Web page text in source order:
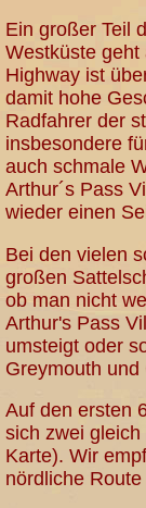
Ein großer Teil
Westküste geht
Highway ist
damit hohe
Radfahrer der
insbesondere
auch schmale
Arthur´s Pass
wieder einen
Bei den vielen
großen
ob man nicht
Arthur's Pass
umsteigt oder
Greymouth
Auf den ersten
sich zwei
Karte). Wir
nördliche